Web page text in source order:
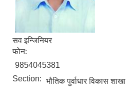
सव इन्जिनियर
फोन:
9854045381
Section: भौतिक पुर्वाधार विकास शाखा